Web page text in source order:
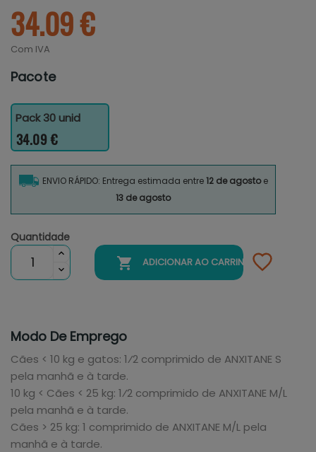
34.09 €
Com IVA
Pacote
Pack 30 unid
34.09 €
ENVIO RÁPIDO: Entrega estimada entre12 de agostoe
13 de agosto
Quantidade
 ADICIONAR AO CARRINHO
Modo De Emprego
Cães < 10 kg e gatos: 1⁄2 comprimido de ANXITANE S
pela manhã e à tarde.
10 kg < Cães < 25 kg: 1⁄2 comprimido de ANXITANE M/L
pela manhã e à tarde.
Cães > 25 kg: 1 comprimido de ANXITANE M/L pela
manhã e à tarde.